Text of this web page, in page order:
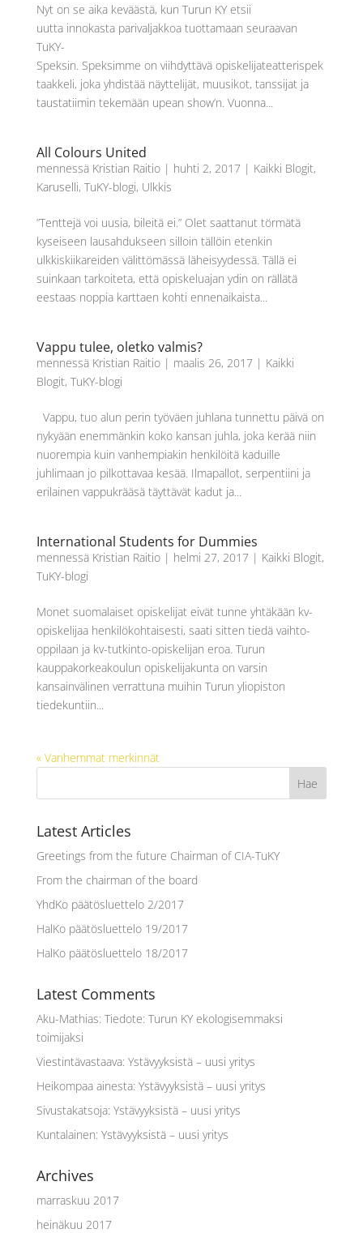
Nyt on se aika keväästä, kun Turun KY etsii
uutta innokasta parivaljakkoa tuottamaan seuraavan
TuKY-
Speksin. Speksimme on viihdyttävä opiskelijateatterispek
taakkeli, joka yhdistää näyttelijät, muusikot, tanssijat ja
taustatiimin tekemään upean show’n. Vuonna...
All Colours United
mennessä Kristian Raitio| huhti 2, 2017| Kaikki Blogit,
Karuselli, TuKY-blogi, Ulkkis
”Tenttejä voi uusia, bileitä ei.” Olet saattanut törmätä
kyseiseen lausahdukseen silloin tällöin etenkin
ulkkiskiikareiden välittömässä läheisyydessä. Tällä ei
suinkaan tarkoiteta, että opiskeluajan ydin on rällätä
eestaas noppia karttaen kohti ennenaikaista...
Vappu tulee, oletko valmis?
mennessä Kristian Raitio| maalis 26, 2017| Kaikki
Blogit, TuKY-blogi
Vappu, tuo alun perin työväen juhlana tunnettu päivä on
nykyään enemmänkin koko kansan juhla, joka kerää niin
nuorempia kuin vanhempiakin henkilöitä kaduille
juhlimaan jo pilkottavaa kesää. Ilmapallot, serpentiini ja
erilainen vappukrääsä täyttävät kadut ja...
International Students for Dummies
mennessä Kristian Raitio| helmi 27, 2017| Kaikki Blogit,
TuKY-blogi
Monet suomalaiset opiskelijat eivät tunne yhtäkään kv-
opiskelijaa henkilökohtaisesti, saati sitten tiedä vaihto-
oppilaan ja kv-tutkinto-opiskelijan eroa. Turun
kauppakorkeakoulun opiskelijakunta on varsin
kansainvälinen verrattuna muihin Turun yliopiston
tiedekuntiin...
« Vanhemmat merkinnät
Latest Articles
Greetings from the future Chairman of CIA-TuKY
From the chairman of the board
YhdKo päätösluettelo 2/2017
HalKo päätösluettelo 19/2017
HalKo päätösluettelo 18/2017
Latest Comments
Aku-Mathias: Tiedote: Turun KY ekologisemmaksi
toimijaksi
Viestintävastaava: Ystävyyksistä – uusi yritys
Heikompaa ainesta: Ystävyyksistä – uusi yritys
Sivustakatsoja: Ystävyyksistä – uusi yritys
Kuntalainen: Ystävyyksistä – uusi yritys
Archives
marraskuu 2017
heinäkuu 2017